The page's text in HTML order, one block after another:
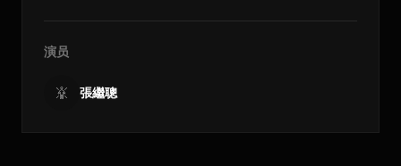
演员
張繼聰